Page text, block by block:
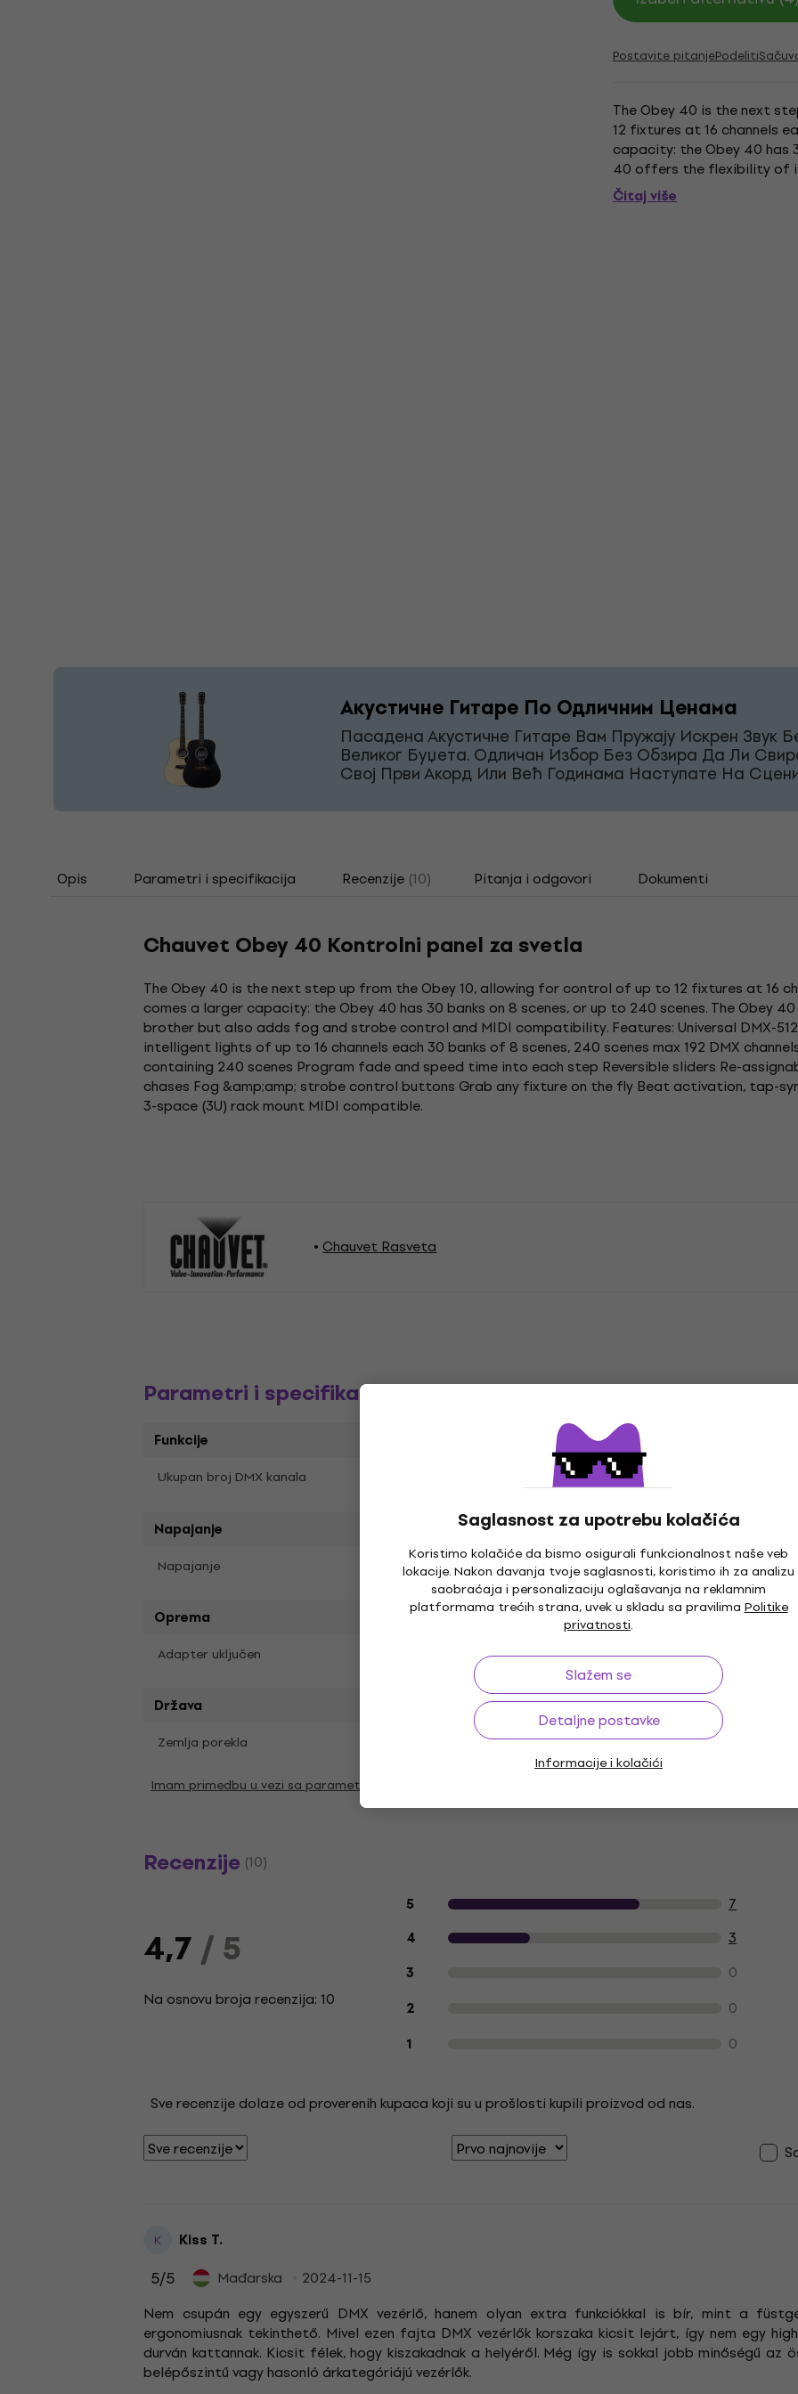
Saglasnost za upotrebu kolačića
Koristimo kolačiće da bismo osigurali funkcionalnost naše veb
lokacije. Nakon davanja tvoje saglasnosti, koristimo ih za analizu
saobraćaja i personalizaciju oglašavanja na reklamnim
platformama trećih strana, uvek u skladu sa pravilimaPolitike
privatnosti.
Slažem se
Detaljne postavke
Informacije i kolačići
Postavite pitanjePodeliti
The Obey 40 is the next
12 fixtures at 16 channels
capacity: the Obey 40 has
40 offers the flexibility of
control and MIDI
Čitaj više
Акустичне Гитаре По Одличним Ценама
Пасадена Акустичне Гитаре Вам Пружају Искрен Звук
Великог Буџета. Одличан Избор Без Обзира Да Ли
Свој Први Акорд Или Већ Годинама Наступате На
Opis Parametri i specifikacija Recenzije (10) Pitanja i odgovori Dokumenti
Chauvet Obey 40 Kontrolni panel za svetla
The Obey 40 is the next step up from the Obey 10, allowing for control of up to 12 fixtures at 16
comes a larger capacity: the Obey 40 has 30 banks on 8 scenes, or up to 240 scenes. The
brother but also adds fog and strobe control and MIDI compatibility. Features: Universal DMX-
intelligent lights of up to 16 channels each 30 banks of 8 scenes, 240 scenes max 192 DMX
containing 240 scenes Program fade and speed time into each step Reversible sliders Re-
chases Fog &amp;amp; strobe control buttons Grab any fixture on the fly Beat activation, tap-
3-space (3U) rack mount MIDI compatible.
Chauvet Rasveta
Parametri i specifikacija
Funkcije
Ukupan broj DMX kanala Broj DMX kanala / Fixture
Napajanje
Napajanje Adapter
Oprema
Adapter uključen
Država
Zemlja porekla
Imam primedbu u vezi sa parametrima
Recenzije (10)
4,7/ 5
Na osnovu broja recenzija: 10
Recenzije kupaca o proizvodu
5 7
4 3
3 0
2 0
1 0
Sve recenzije dolaze od proverenih kupaca koji su u prošlosti kupili proizvod od nas.
K Kiss T.
5/5 Mađarska
2024-11-15
Nem csupán egy egyszerű DMX vezérlő, hanem olyan extra funkciókkal is bír, mint a
ergonomiusnak tekinthető. Mivel ezen fajta DMX vezérlők korszaka kicsit lejárt, így nem egy
durván kattannak. Kicsit félek, hogy kiszakadnak a helyéről. Még így is sokkal jobb minőségű az
belépőszintű vagy hasonló árkategóriájú vezérlők.